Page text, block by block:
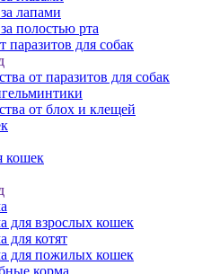
лапами
полостью рта
паразитов для собак
от паразитов для собак
от блох и клещей
кошек
для взрослых кошек
для котят
для пожилых кошек
корма